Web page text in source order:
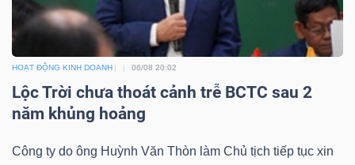
HOẠT ĐỘNG KINH DOANH 06/08 20:02
Lộc Trời chưa thoát cảnh trễ BCTC sau 2
năm khủng hoảng
Công ty do ông Huỳnh Văn Thòn làm Chủ tịch tiếp tục xin
TÀI
CHÍNH